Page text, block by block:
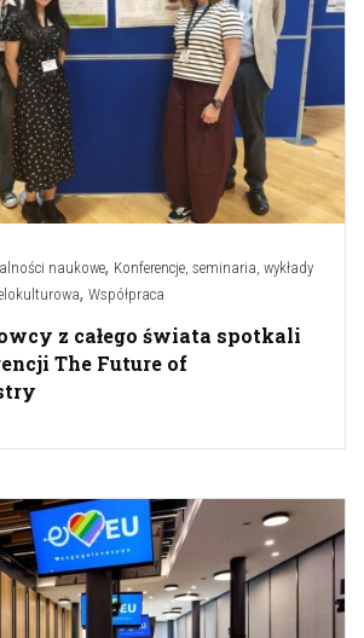
naukowe, Konferencje, seminaria, wykłady
, Współpraca
z całego świata spotkali
The Future of